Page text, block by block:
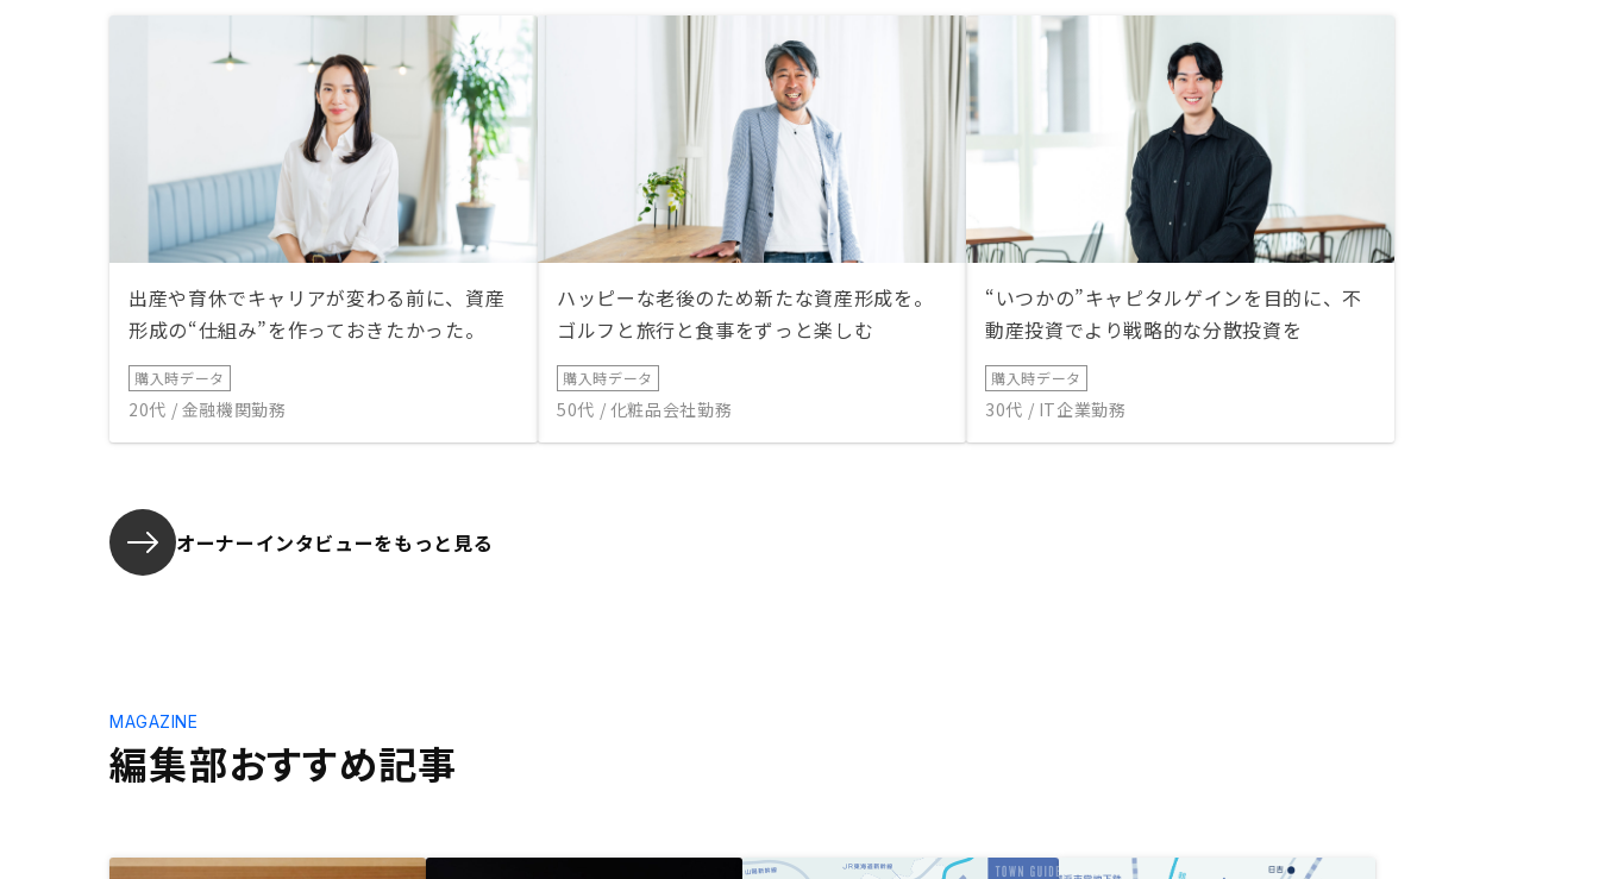
出産や育休でキャリアが変わる前に、資産
形成の“仕組み”を作っておきたかった。
購入時データ
20代 / 金融機関勤務
ハッピーな老後のため新たな資産形成を。
ゴルフと旅行と食事をずっと楽しむ
購入時データ
50代 / 化粧品会社勤務
“いつかの”キャピタルゲインを目的に、不
動産投資でより戦略的な分散投資を
購入時データ
30代 / IT企業勤務
オーナーインタビューをもっと見る
編集部おすすめ記事
MAGAZINE